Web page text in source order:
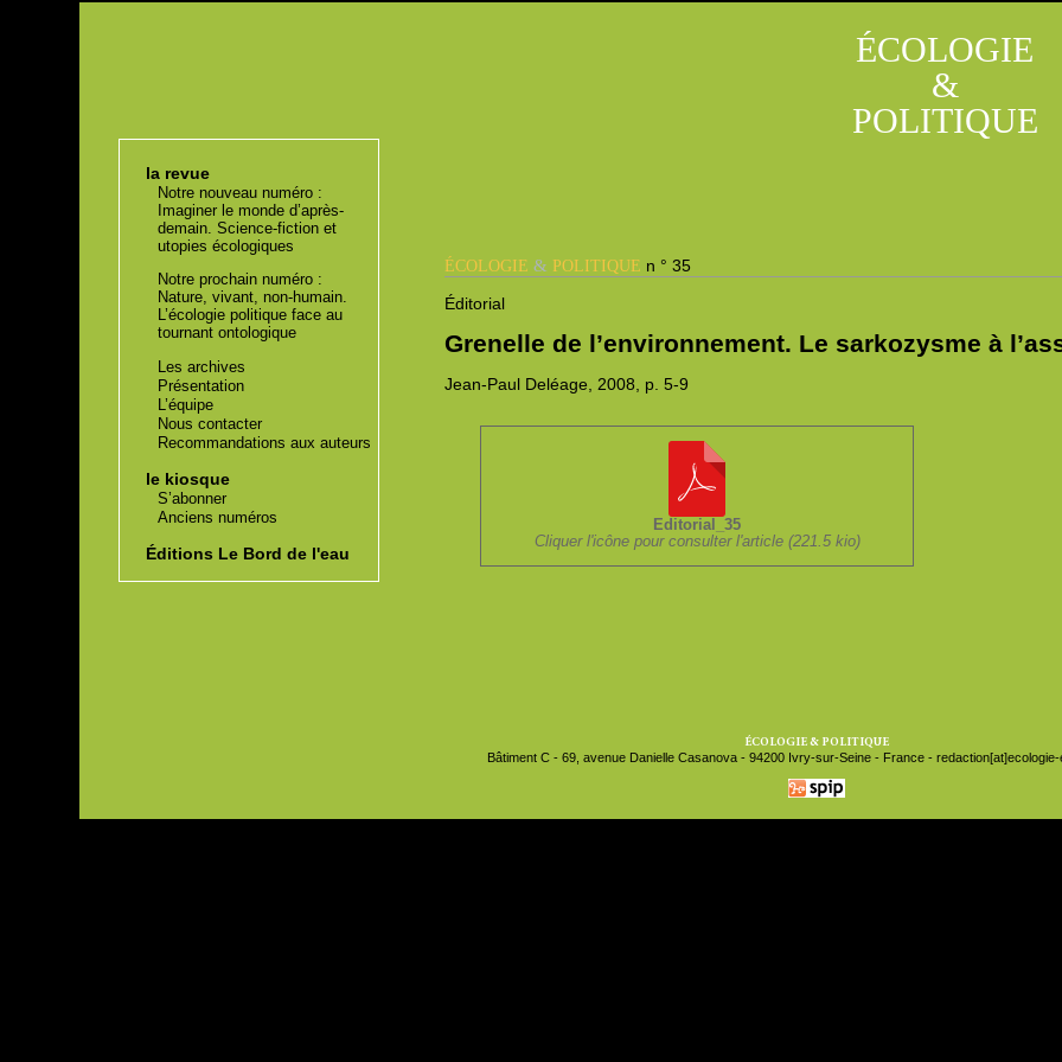
ÉCOLOGIE
&
POLITIQUE
la revue
Notre nouveau numéro :
Imaginer le monde d’après-
demain. Science-fiction et
utopies écologiques
Notre prochain numéro :
Nature, vivant, non-humain.
L’écologie politique face au
tournant ontologique
Les archives
Présentation
L’équipe
Nous contacter
Recommandations aux auteurs
le kiosque
S’abonner
Anciens numéros
Éditions Le Bord de l'eau
ÉCOLOGIE& POLITIQUE n ° 35
Éditorial
Grenelle de l’environnement. Le sarkozysme à
Jean-Paul Deléage, 2008, p. 5-9
Editorial_35
Cliquer l'icône pour consulter l'article (221.5 kio)
ÉCOLOGIE & POLITIQUE
Bâtiment C - 69, avenue Danielle Casanova - 94200 Ivry-sur-Seine - France - redaction[at]ecologie-